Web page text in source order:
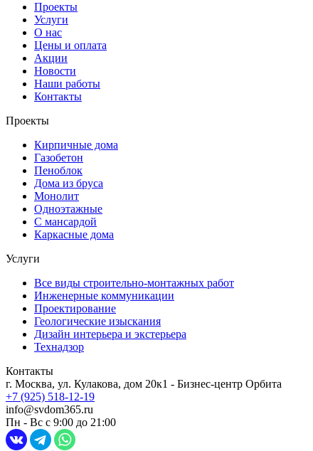
Проекты
Услуги
О нас
Цены и оплата
Акции
Новости
Наши работы
Контакты
Проекты
Кирпичные дома
Газобетон
Пеноблок
Дома из бруса
Монолит
Одноэтажные
С мансардой
Каркасные дома
Услуги
Все виды строительно-монтажных работ
Инженерные коммуникации
Проектирование
Геологические изыскания
Дизайн интерьера и экстерьера
Технадзор
Контакты
г. Москва, ул. Кулакова, дом 20к1 - Бизнес-центр Орбита
+7 (925) 518-12-19
info@svdom365.ru
Пн - Вс с 9:00 до 21:00